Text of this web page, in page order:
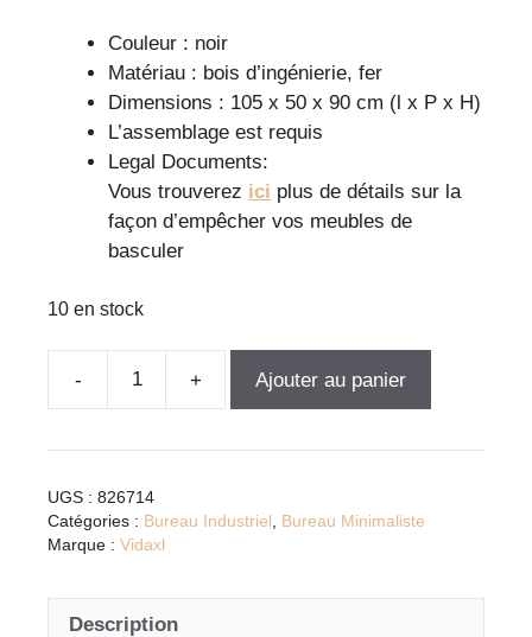
Couleur : noir
Matériau : bois d’ingénierie, fer
Dimensions : 105 x 50 x 90 cm (l x P x H)
L’assemblage est requis
Legal Documents:
Vous trouverez ici plus de détails sur la
façon d’empêcher vos meubles de
basculer
10 en stock
quantité
Bureau
avec
bois
Ajouter au panier
UGS : 826714
Catégories : Bureau Industriel , Bureau Minimaliste
Marque : Vidaxl
Description